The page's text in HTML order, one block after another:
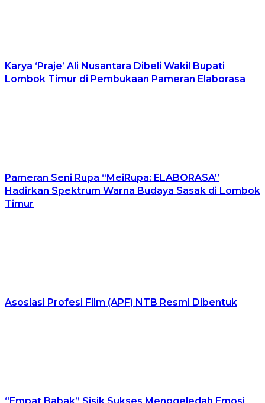
Karya ‘Praje’ Ali Nusantara Dibeli Wakil Bupati
Lombok Timur di Pembukaan Pameran Elaborasa
Pameran Seni Rupa “MeiRupa: ELABORASA”
Hadirkan Spektrum Warna Budaya Sasak di Lombok
Timur
Asosiasi Profesi Film (APF) NTB Resmi Dibentuk